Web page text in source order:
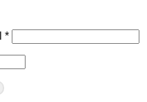
*Bắt
buộc